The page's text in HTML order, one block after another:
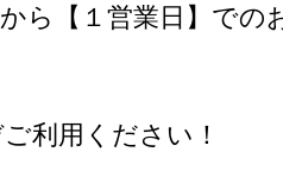
ら【１営業日】での
利用ください！